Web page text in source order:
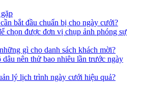
bắt đầu chuẩn bị cho ngày cưới?
chọn được đơn vị chụp ảnh phóng sự
gì cho danh sách khách mời?
dâu nên thử bao nhiêu lần trước ngày
lý lịch trình ngày cưới hiệu quả?